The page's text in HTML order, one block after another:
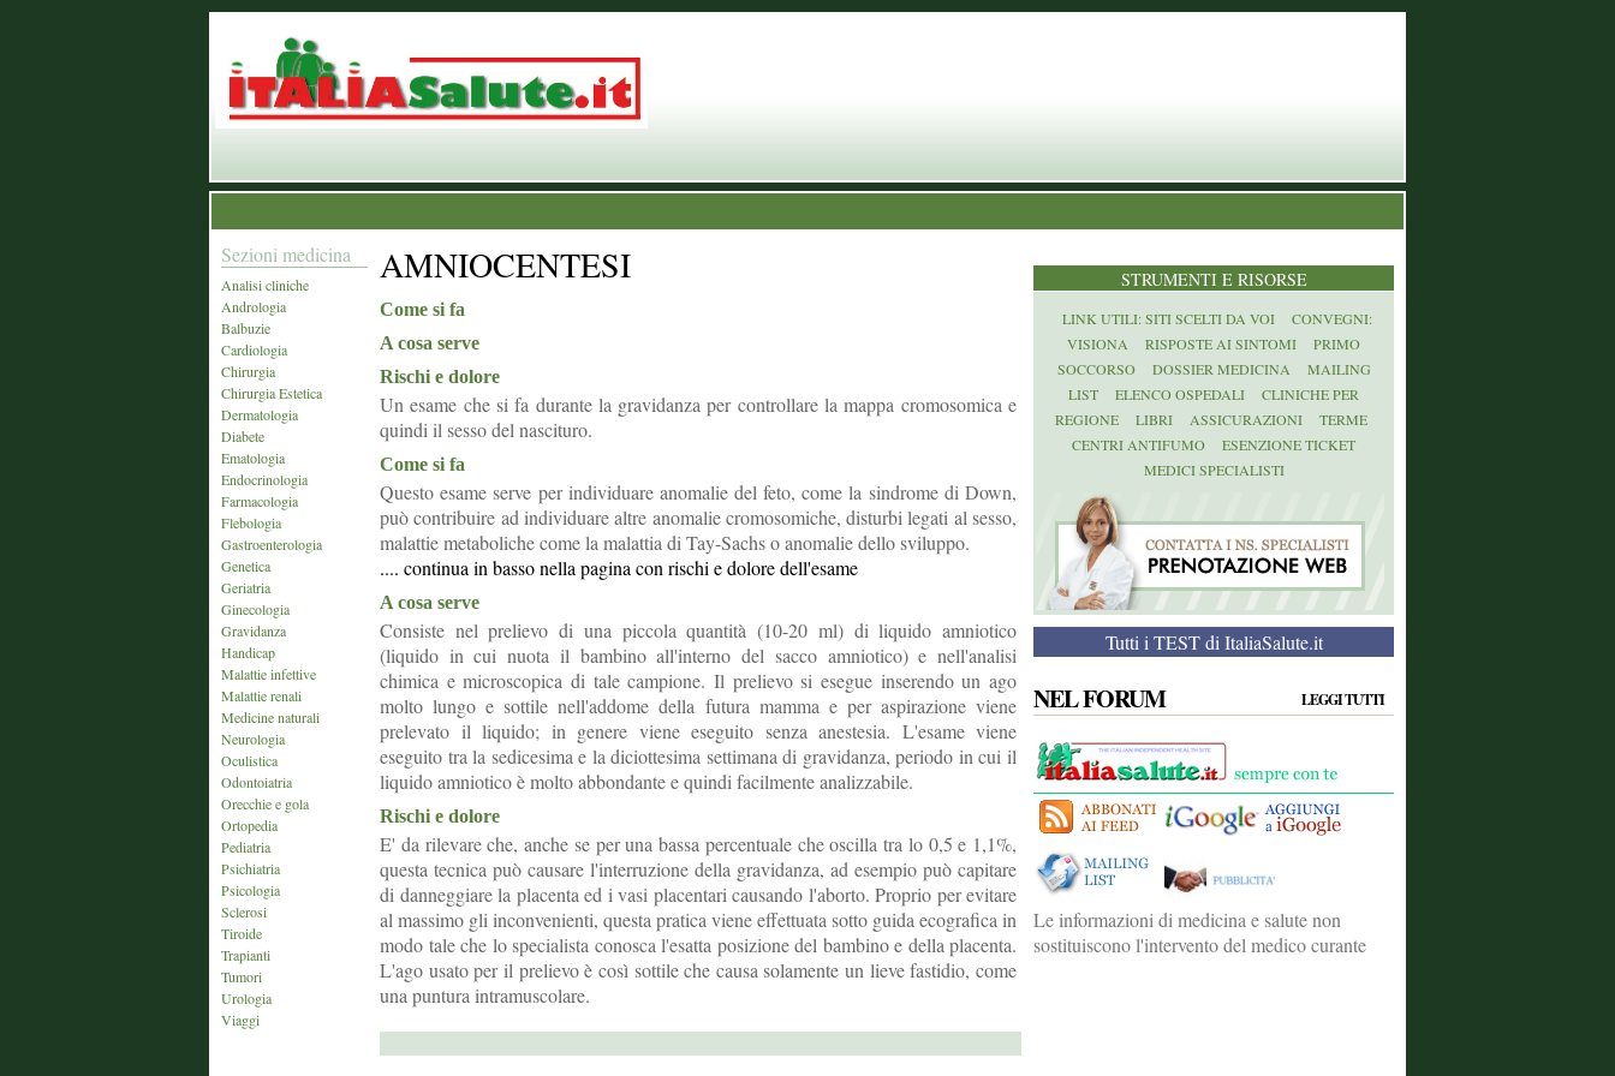
Sezioni medicina
Analisi cliniche
Andrologia
Balbuzie
Cardiologia
Chirurgia
Chirurgia Estetica
Dermatologia
Diabete
Ematologia
Endocrinologia
Farmacologia
Flebologia
Gastroenterologia
Genetica
Geriatria
Ginecologia
Gravidanza
Handicap
Malattie infettive
Malattie renali
Medicine naturali
Neurologia
Oculistica
Odontoiatria
Orecchie e gola
Ortopedia
Pediatria
Psichiatria
Psicologia
Sclerosi
Tiroide
Trapianti
Tumori
Urologia
Viaggi
AMNIOCENTESI
Come si fa
A cosa serve
Rischi e dolore
Un esame che si fa durante la gravidanza per controllare la mappa cromosomica e
quindi il sesso del nascituro.
Come si fa
Questo esame serve per individuare anomalie del feto, come la sindrome di Down,
può contribuire ad individuare altre anomalie cromosomiche, disturbi legati al sesso,
malattie metaboliche come la malattia di Tay-Sachs o anomalie dello sviluppo.
.... continua in basso nella pagina con rischi e dolore dell'esame
A cosa serve
Consiste nel prelievo di una piccola quantità (10-20 ml) di liquido amniotico
(liquido in cui nuota il bambino all'interno del sacco amniotico) e nell'analisi
chimica e microscopica di tale campione. Il prelievo si esegue inserendo un ago
molto lungo e sottile nell'addome della futura mamma e per aspirazione viene
prelevato il liquido; in genere viene eseguito senza anestesia. L'esame viene
eseguito tra la sedicesima e la diciottesima settimana di gravidanza, periodo in cui il
liquido amniotico è molto abbondante e quindi facilmente analizzabile.
Rischi e dolore
E' da rilevare che, anche se per una bassa percentuale che oscilla tra lo 0,5 e 1,1%,
questa tecnica può causare l'interruzione della gravidanza, ad esempio può capitare
di danneggiare la placenta ed i vasi placentari causando l'aborto. Proprio per evitare
al massimo gli inconvenienti, questa pratica viene effettuata sotto guida ecografica in
modo tale che lo specialista conosca l'esatta posizione del bambino e della placenta.
L'ago usato per il prelievo è così sottile che causa solamente un lieve fastidio, come
una puntura intramuscolare.
STRUMENTI E RISORSE
LINK UTILI: SITI SCELTI DA VOI
CONVEGNI:
VISIONA
RISPOSTE AI SINTOMI
PRIMO
SOCCORSO
DOSSIER MEDICINA
MAILING
LIST
ELENCO OSPEDALI
CLINICHE PER
REGIONE
LIBRI ASSICURAZIONI
TERME
CENTRI ANTIFUMO
ESENZIONE TICKET
MEDICI SPECIALISTI
Tutti i TEST di ItaliaSalute.it
NEL FORUM LEGGI TUTTI
Le informazioni di medicina e salute non
sostituiscono l'intervento del medico curante